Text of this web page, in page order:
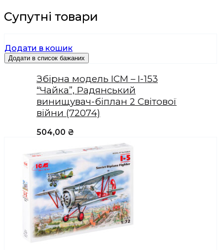
Супутні товари
Додати в кошик
Додати в список бажаних
Збірна модель ICM – I-153
“Чайка”, Радянський
винищувач-біплан 2 Світової
війни (72074)
504,00 ₴